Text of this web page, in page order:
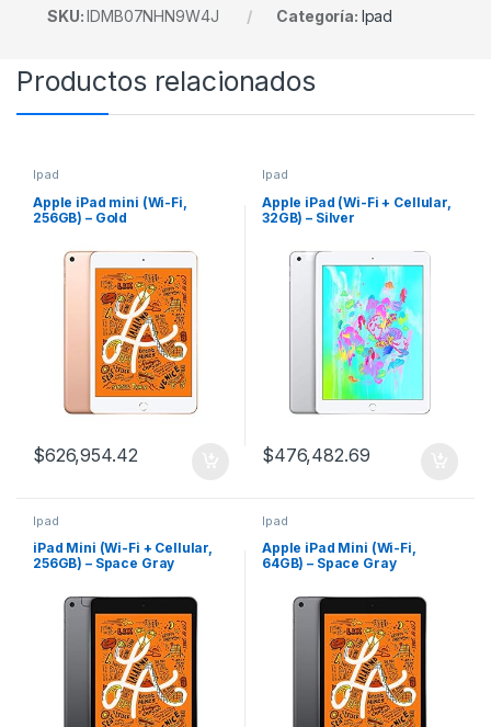
SKU:IDMB07NHN9W4J Categoría: Ipad
Productos relacionados
Ipad
Apple iPad mini (Wi-Fi,
256GB) – Gold
$626,954.42
Ipad
Apple iPad (Wi-Fi + Cellular,
32GB) – Silver
$476,482.69
Ipad
iPad Mini (Wi-Fi + Cellular,
256GB) – Space Gray
Ipad
Apple iPad Mini (Wi-Fi,
64GB) – Space Gray